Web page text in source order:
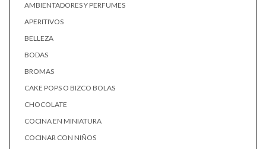
AMBIENTADORES Y PERFUMES
APERITIVOS
BELLEZA
BODAS
BROMAS
CAKE POPS O BIZCO BOLAS
CHOCOLATE
COCINA EN MINIATURA
COCINAR CON NIÑOS